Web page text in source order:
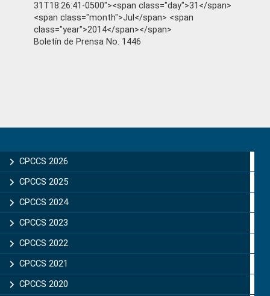
31T18:26:41-0500"><span class="day">31</span>
<span class="month">Jul</span> <span
class="year">2014</span></span>
Boletín de Prensa No. 1446
Sidebar
CPCCS 2026
CPCCS 2025
CPCCS 2024
CPCCS 2023
CPCCS 2022
CPCCS 2021
CPCCS 2020